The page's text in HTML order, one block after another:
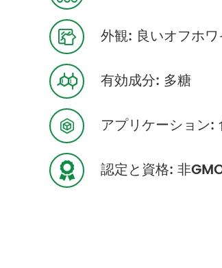
 外観: 良いオフホ
 有効成分: 多糖
 アプリケーション:
 認定と資格: 非